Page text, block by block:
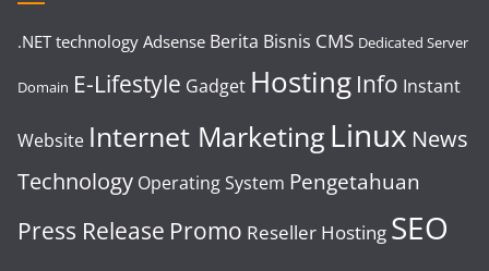
.NET technology Adsense Berita Bisnis CMS Dedicated Server
Domain E-Lifestyle Gadget Hosting Info Instant
Website Internet Marketing Linux News
Technology Operating System Pengetahuan
Press Release Promo Reseller Hosting SEO